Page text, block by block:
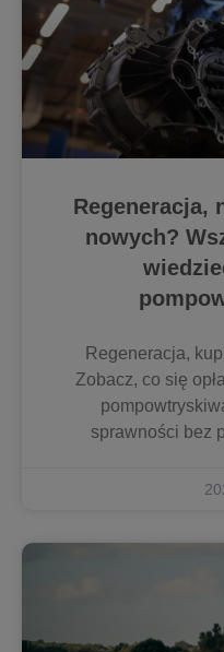
Regeneracja,
nowych?
Regeneracja,
Zobacz, co się
sprawności bez